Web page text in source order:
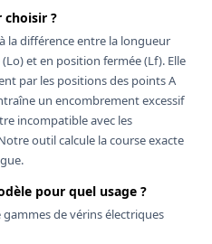
choisir ?
la différence entre la longueur
et en position fermée (Lf). Elle
par les positions des points A
un encombrement excessif
incompatible avec les
outil calcule la course exacte
pour quel usage ?
de vérins électriques